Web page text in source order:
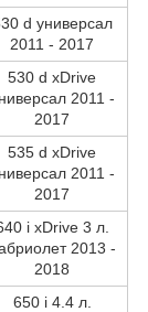
d универсал
2011 - 2017
530 d xDrive
2011 -
2017
535 d xDrive
2011 -
2017
i xDrive 3 л.
2013 -
2018
650 i 4.4 л.